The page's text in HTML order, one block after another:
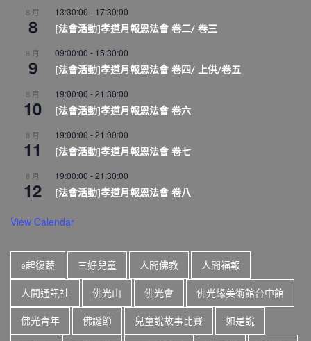
8 月
8
13:30:00 - 17:30:00
[法會活動]孝道月報恩法會 卷二/ 卷三
8 月
9
09:00:00 - 15:30:00
[法會活動]孝道月報恩法會 卷四/ 上供/卷五
8 月
10
19:00:00 -21:30:00
[法會活動]孝道月報恩法會 卷六
8 月
11
19:00:00 -21:00:00
[法會活動]孝道月報恩法會 卷七
8 月
12
19:00:00 -21:30:00
[法會活動]孝道月報恩法會 卷八
View Calendar
e起復蔬 三好兒童 人間佛教 人間福報
人間通訊社 佛光山 佛光會 佛光緣美術館台中館
佛光青年 佛誕節 兒童說故事比賽 如是說